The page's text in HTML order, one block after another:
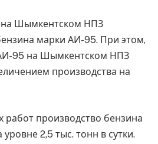
на Шымкентском НПЗ
марки АИ-95. При этом,
95 на Шымкентском НПЗ
производства на
производство бензина
2,5 тыс. тонн в сутки.